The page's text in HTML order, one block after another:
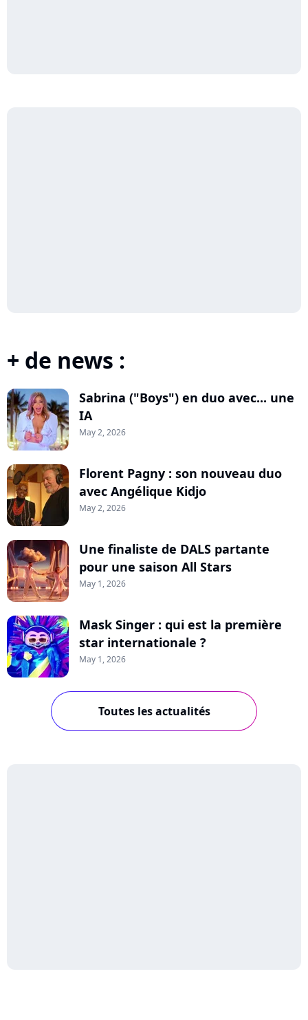
+ de news :
Sabrina ("Boys") en duo avec... une
IA
May 2, 2026
Florent Pagny : son nouveau duo
avec Angélique Kidjo
May 2, 2026
Une finaliste de DALS partante
pour une saison All Stars
May 1, 2026
Mask Singer : qui est la première
star internationale ?
May 1, 2026
Toutes les actualités